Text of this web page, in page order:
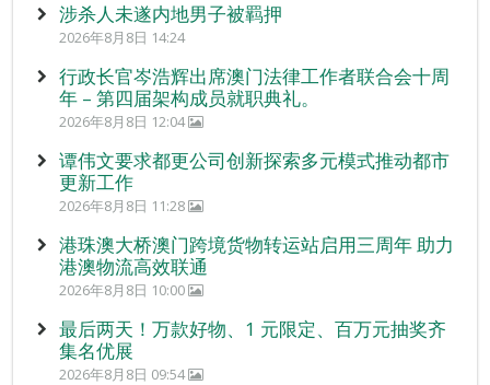
涉杀人未遂内地男子被羁押
2026年8月8日 14:24
行政长官岑浩辉出席澳门法律工作者联合会十周
年 – 第四届架构成员就职典礼。
2026年8月8日 12:04
谭伟文要求都更公司创新探索多元模式推动都市
更新工作
2026年8月8日 11:28
港珠澳大桥澳门跨境货物转运站启用三周年 助力
港澳物流高效联通
2026年8月8日 10:00
最后两天！万款好物、1 元限定、百万元抽奖齐
集名优展
2026年8月8日 09:54